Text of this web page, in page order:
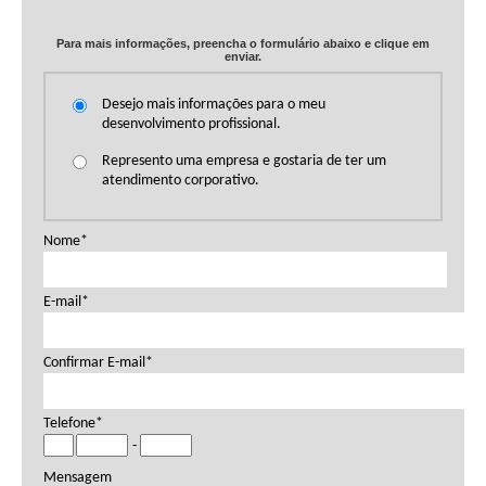
Cursos:
98023:Security Engineering on AWS
Exame(s):
Para mais informações, preencha o formulário abaixo e clique em
enviar.
Desejo mais informações para o meu
desenvolvimento profissional.
Represento uma empresa e gostaria de ter um
atendimento corporativo.
Nome*
E-mail*
Confirmar E-mail*
Telefone*
-
Mensagem